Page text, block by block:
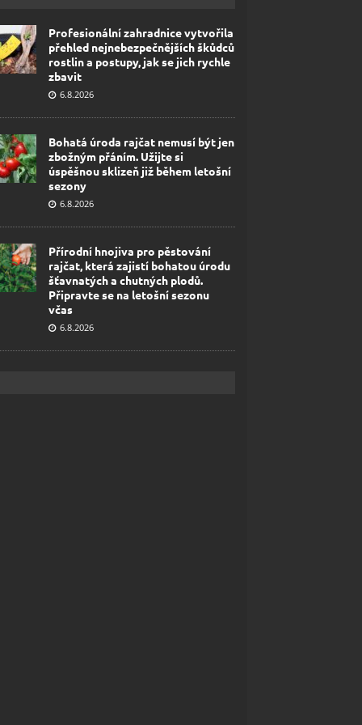
Profesionální zahradnice vytvořila
přehled nejnebezpečnějších škůdců
rostlin a postupy, jak se jich rychle
zbavit
6.8.2026
Bohatá úroda rajčat nemusí být jen
zbožným přáním. Užijte si
úspěšnou sklizeň již během letošní
sezony
6.8.2026
Přírodní hnojiva pro pěstování
rajčat, která zajistí bohatou úrodu
šťavnatých a chutných plodů.
Připravte se na letošní sezonu
včas
6.8.2026